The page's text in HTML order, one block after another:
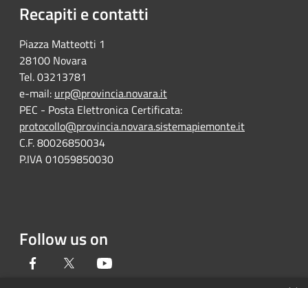
Recapiti e contatti
Piazza Matteotti 1
28100 Novara
Tel. 03213781
e-mail: urp@provincia.novara.it
PEC - Posta Elettronica Certificata:
protocollo@provincia.novara.sistemapiemonte.it
C.F. 80026850034
P.IVA 01059850030
Follow us on
Facebook Twitter